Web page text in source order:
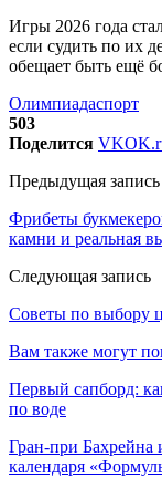
Игры 2026 года
если судить по их
обещает быть ещё
Олимпиадаспорт
503
Поделится VK
Предыдущая запись
Фрибеты
камни и реальная
Следующая запись
Советы по выбору
Вам также могут
Первый сапборд:
по воде
Гран-при Бахрейна
календаря